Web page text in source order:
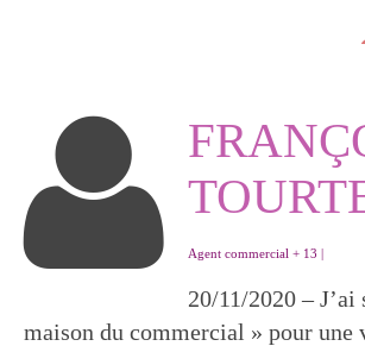
Agent commercial + 13 |
20/11/2020 –
maison du commercial » pour une